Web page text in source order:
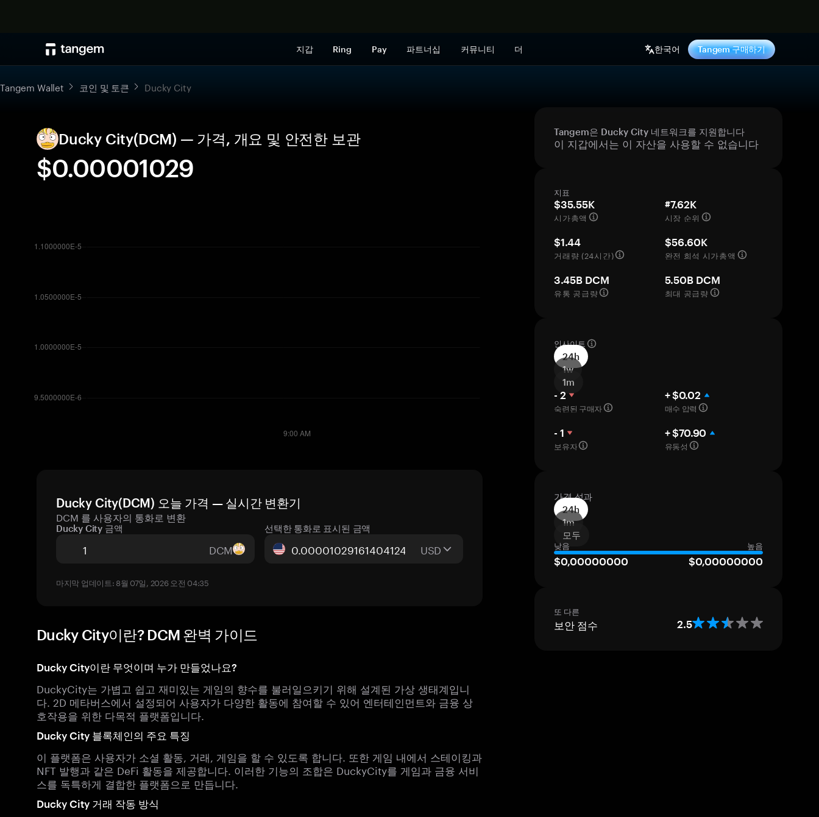
지갑 Ring Pay 파트너십 커뮤니티 더 한국어 Tangem 구매하기
Tangem Wallet 코인 및 토큰 Ducky City
Ducky City(DCM) — 가격, 개요 및 안전한 보관
$0.00001029
Ducky City(DCM) 오늘 가격 — 실시간 변환기
DCM 를 사용자의 통화로 변환
Ducky City 금액
DCM
선택한 통화로 표시된 금액
USD
마지막 업데이트: 8월 07일, 2026 오전 04:35
Ducky City이란? DCM 완벽 가이드
Ducky City이란 무엇이며 누가 만들었나요?
DuckyCity는 가볍고 쉽고 재미있는 게임의 향수를 불러일으키기 위해 설계된 가상 생태계입니
다. 2D 메타버스에서 설정되어 사용자가 다양한 활동에 참여할 수 있어 엔터테인먼트와 금융 상
호작용을 위한 다목적 플랫폼입니다.
Ducky City 블록체인의 주요 특징
이 플랫폼은 사용자가 소셜 활동, 거래, 게임을 할 수 있도록 합니다. 또한 게임 내에서 스테이킹과
NFT 발행과 같은 DeFi 활동을 제공합니다. 이러한 기능의 조합은 DuckyCity를 게임과 금융 서비
스를 독특하게 결합한 플랫폼으로 만듭니다.
Ducky City 거래 작동 방식
Tangem은 Ducky City 네트워크를 지원합니다
이 지갑에서는 이 자산을 사용할 수 없습니다
지표
$35.55K
시가총액
#7.62K
시장 순위
$1.44
거래량 (24시간)
$56.60K
완전 희석 시가총액
3.45B DCM
유통 공급량
5.50B DCM
최대 공급량
인사이트
24h
1w
1m
- 2
숙련된 구매자
+ $0.02
매수 압력
- 1
보유자
+ $70.90
유동성
가격 성과
24h
1m
모두
낮음 높음
$0,00000000 $0,00000000
또 다른
보안 점수 2.5